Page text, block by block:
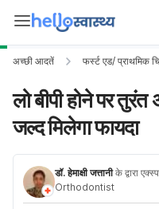
अच्छी आदतें फर्स्ट एड/ प्राथमिक
लो बीपी होने पर
जल्द मिलेगा फायदा
डॉ. हेमाक्षी जत्तानीके द्वारा
Orthodontist